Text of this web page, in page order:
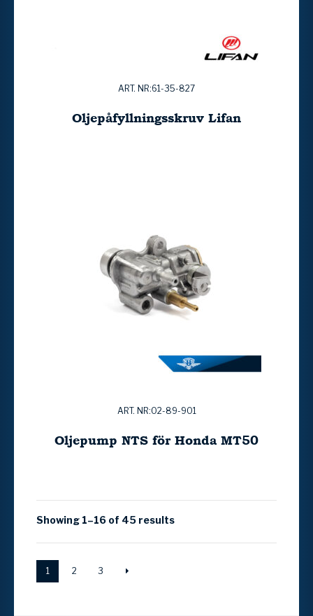
ART. NR:61-35-827
Oljepåfyllningsskruv Lifan
ART. NR:02-89-901
Oljepump NTS för Honda MT50
Showing 1–16 of 45 results
1 2 3